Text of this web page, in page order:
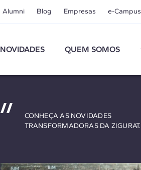
Alumni Blog Empresas e-Campus
NOVIDADES QUEM SOMOS
CONHEÇA AS NOVIDADES
TRANSFORMADORAS DA ZIGURAT.